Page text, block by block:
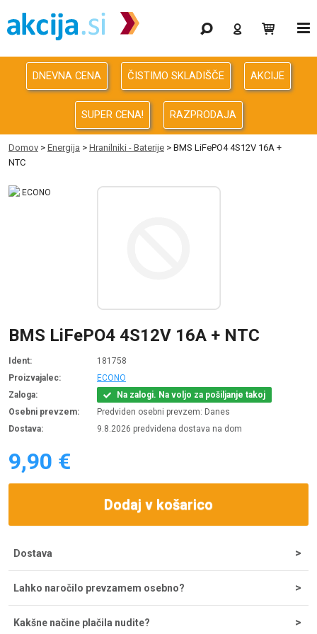
Gaming
Odprodaja
Računalništvo
Računalništvo za podjetja
Avdio Video Foto
DNEVNA CENA ČISTIMO SKLADIŠČE AKCIJE
SUPER CENA! RAZPRODAJA
Domov > Energija > Hranilniki - Baterije > BMS LiFePO4 4S12V 16A +
NTC
BMS LiFePO4 4S12V 16A + NTC
Ident:
181758
Proizvajalec:
ECONO
Zaloga:
Na zalogi. Na voljo za pošiljanje takoj
Osebni prevzem:
Predviden osebni prevzem: Danes
Dostava:
9.8.2026 predvidena dostava na dom
9,90 €
Dodaj v košarico
Dostava
zneskom je dostava brezplačna. Ob potrditvi odpreme iz
skladišča lahko dostavo pričakujete v 1-2 dneh, najpogosteje
Lahko naročilo prevzamem osebno?
Comtron, d.o.o. na Tržaški cesti 21, 2000 Maribor. Prevzemno
Kakšne načine plačila nudite?